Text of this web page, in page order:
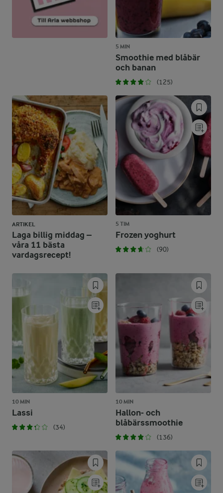
5 MIN
Smoothie med blåbär
och banan
(125)
ARTIKEL
Laga billig middag –
våra 11 bästa
vardagsrecept!
5 TIM
Frozen yoghurt
(90)
10 MIN
Lassi
(34)
10 MIN
Hallon- och
blåbärssmoothie
(136)